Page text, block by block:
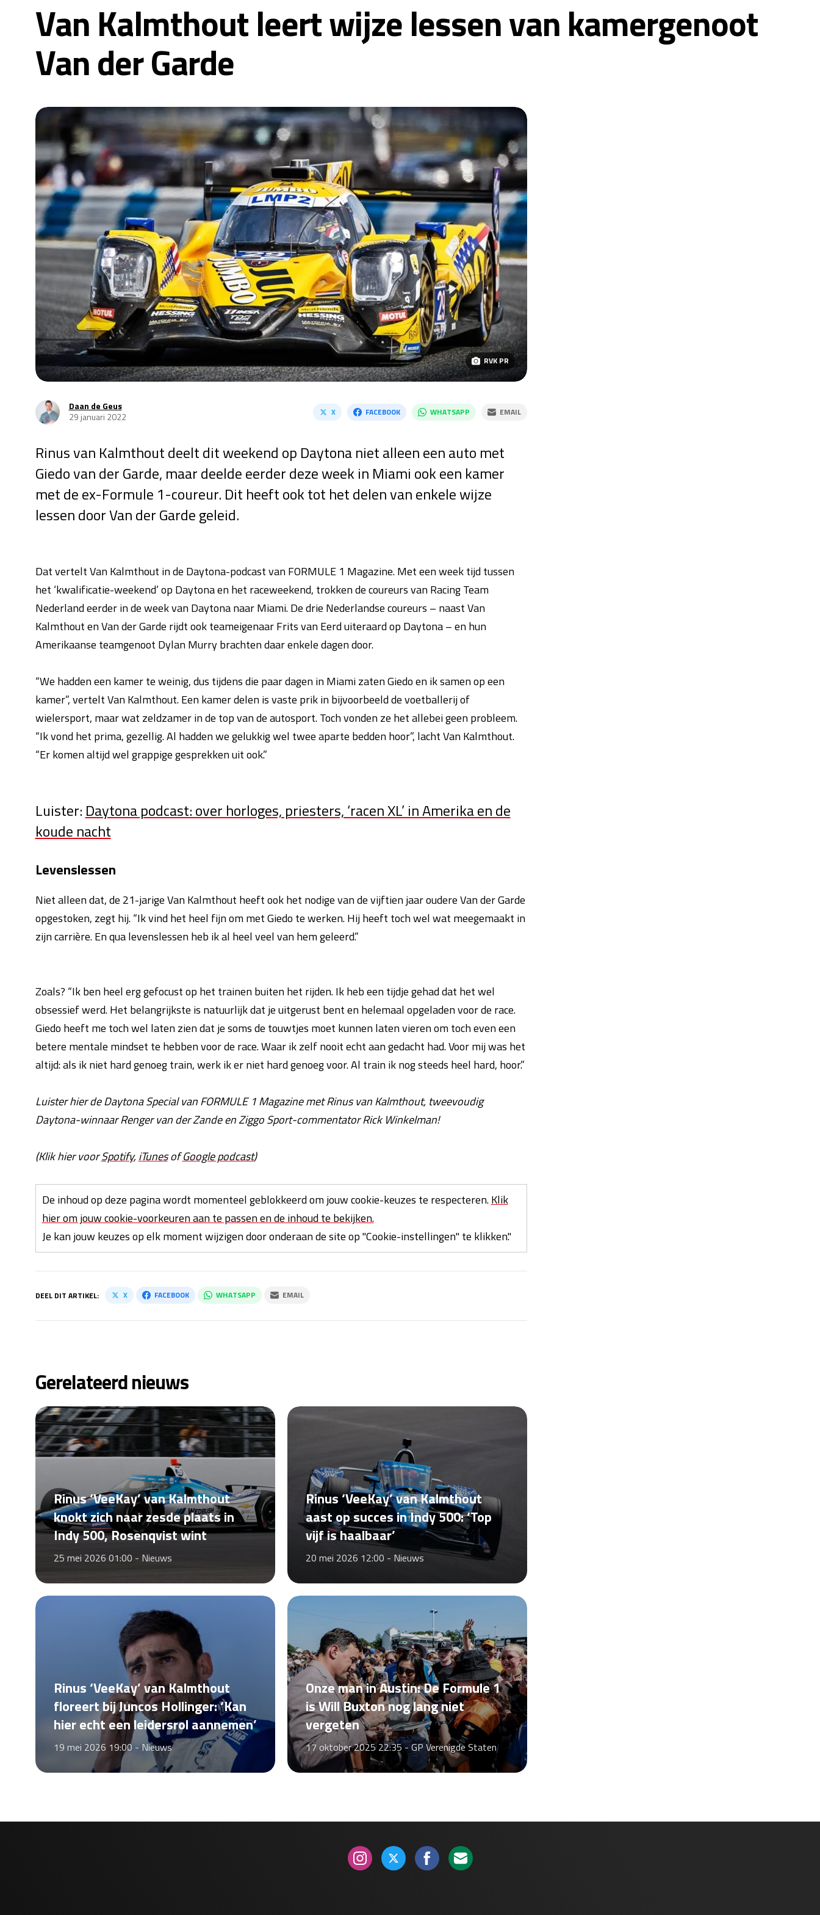
Van Kalmthout leert wijze lessen van kamergenoot
Van der Garde
RVK PR
Daan de Geus
29 januari 2022
X FACEBOOK WHATSAPP EMAIL
Rinus van Kalmthout deelt dit weekend op Daytona niet alleen een auto met
Giedo van der Garde, maar deelde eerder deze week in Miami ook een kamer
met de ex-Formule 1-coureur. Dit heeft ook tot het delen van enkele wijze
lessen door Van der Garde geleid.
Dat vertelt Van Kalmthout in de Daytona-podcast van FORMULE 1 Magazine. Met een week tijd tussen
het ‘kwalificatie-weekend’ op Daytona en het raceweekend, trokken de coureurs van Racing Team
Nederland eerder in de week van Daytona naar Miami. De drie Nederlandse coureurs – naast Van
Kalmthout en Van der Garde rijdt ook teameigenaar Frits van Eerd uiteraard op Daytona – en hun
Amerikaanse teamgenoot Dylan Murry brachten daar enkele dagen door.
“We hadden een kamer te weinig, dus tijdens die paar dagen in Miami zaten Giedo en ik samen op een
kamer”, vertelt Van Kalmthout. Een kamer delen is vaste prik in bijvoorbeeld de voetballerij of
wielersport, maar wat zeldzamer in de top van de autosport. Toch vonden ze het allebei geen probleem.
“Ik vond het prima, gezellig. Al hadden we gelukkig wel twee aparte bedden hoor”, lacht Van Kalmthout.
“Er komen altijd wel grappige gesprekken uit ook.”
Luister: Daytona podcast: over horloges, priesters, ‘racen XL’ in Amerika en de
koude nacht
Levenslessen
Niet alleen dat, de 21-jarige Van Kalmthout heeft ook het nodige van de vijftien jaar oudere Van der Garde
opgestoken, zegt hij. “Ik vind het heel fijn om met Giedo te werken. Hij heeft toch wel wat meegemaakt in
zijn carrière. En qua levenslessen heb ik al heel veel van hem geleerd.”
Zoals? “Ik ben heel erg gefocust op het trainen buiten het rijden. Ik heb een tijdje gehad dat het wel
obsessief werd. Het belangrijkste is natuurlijk dat je uitgerust bent en helemaal opgeladen voor de race.
Giedo heeft me toch wel laten zien dat je soms de touwtjes moet kunnen laten vieren om toch even een
betere mentale mindset te hebben voor de race. Waar ik zelf nooit echt aan gedacht had. Voor mij was het
altijd: als ik niet hard genoeg train, werk ik er niet hard genoeg voor. Al train ik nog steeds heel hard, hoor.”
Luister hier de Daytona Special van FORMULE 1 Magazine met Rinus van Kalmthout, tweevoudig
Daytona-winnaar Renger van der Zande en Ziggo Sport-commentator Rick Winkelman!
(Klik hier voorSpotify,iTunesofGoogle podcast)
De inhoud op deze pagina wordt momenteel geblokkeerd om jouw cookie-keuzes te respecteren.Klik
hier om jouw cookie-voorkeuren aan te passen en de inhoud te bekijken.
Je kan jouw keuzes op elk moment wijzigen door onderaan de site op "Cookie-instellingen" te klikken."
DEEL DIT ARTIKEL: X FACEBOOK WHATSAPP EMAIL
Gerelateerd nieuws
Rinus ‘VeeKay’ van Kalmthout
knokt zich naar zesde plaats in
Indy 500, Rosenqvist wint
25 mei 2026 01:00 - Nieuws
Rinus ‘VeeKay’ van Kalmthout
aast op succes in Indy 500: ‘Top
vijf is haalbaar’
20 mei 2026 12:00 - Nieuws
Rinus ‘VeeKay’ van Kalmthout
floreert bij Juncos Hollinger: ‘Kan
hier echt een leidersrol aannemen’
19 mei 2026 19:00 - Nieuws
Onze man in Austin: De Formule 1
is Will Buxton nog lang niet
vergeten
17 oktober 2025 22:35 -GP Verenigde Staten